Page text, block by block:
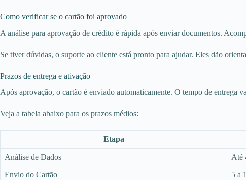
Como verificar se o cartão foi aprovado
A análise para aprovação de crédito é rápida após enviar documentos.
Se tiver dúvidas, o suporte ao cliente está pronto para ajudar. Eles dão
Prazos de entrega e ativação
Após aprovação, o cartão é enviado automaticamente. O tempo de entrega
Veja a tabela abaixo para os prazos médios:
Etapa
Análise de Dados Até
Envio do Cartão 5 a